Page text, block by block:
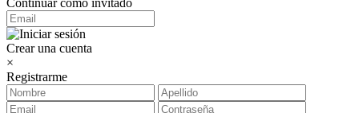
Continuar como invitado
Crear una cuenta
×
Registrarme